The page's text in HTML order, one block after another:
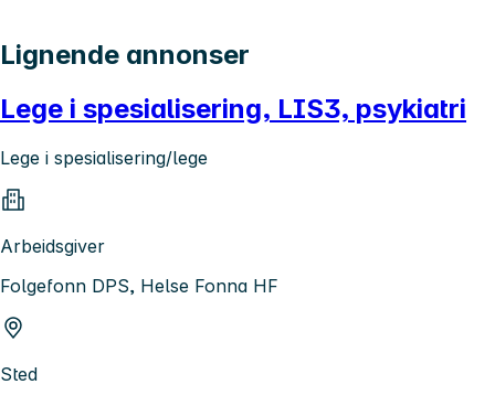
Lignende annonser
Lege i spesialisering, LIS3, psykiatri
Lege i spesialisering/lege
Arbeidsgiver
Folgefonn DPS, Helse Fonna HF
Sted